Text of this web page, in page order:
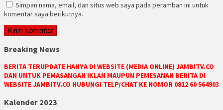
Simpan nama, email, dan situs web saya pada peramban ini untuk
komentar saya berikutnya.
Breaking News
BERITA TERUPDATE HANYA DI WEBSITE (MEDIA ONLINE) JAMBITV.CO
DAN UNTUK PEMASANGAN IKLAN MAUPUN PEMESANAN BERITA DI
WEBSITE JAMBITV.CO HUBUNGI TELP/CHAT KE NOMOR 0812 60 564903
Kalender 2023